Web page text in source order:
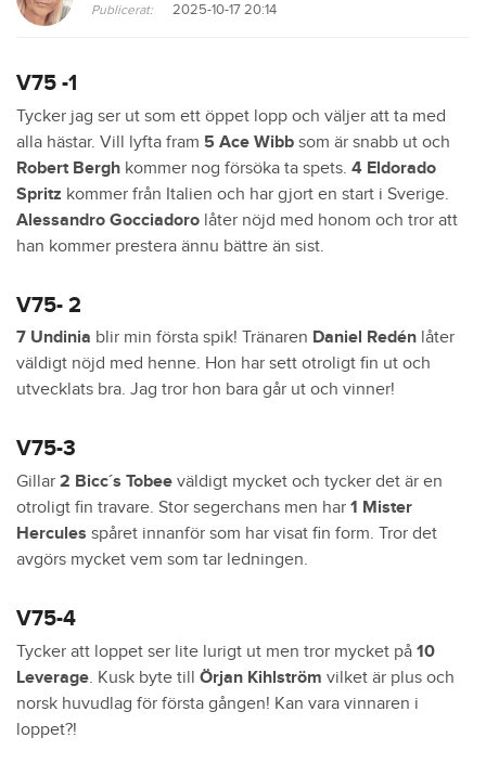
Publicerat: 2025-10-17 20:14
V75 -1
Tycker jag ser ut som ett öppet lopp och väljer att ta med
alla hästar. Vill lyfta fram 5 Ace Wibb som är snabb ut och
Robert Bergh kommer nog försöka ta spets. 4 Eldorado
Spritz kommer från Italien och har gjort en start i Sverige.
Alessandro Gocciadoro låter nöjd med honom och tror att
han kommer prestera ännu bättre än sist.
V75- 2
7 Undinia blir min första spik! Tränaren Daniel Redén låter
väldigt nöjd med henne. Hon har sett otroligt fin ut och
utvecklats bra. Jag tror hon bara går ut och vinner!
V75-3
Gillar 2 Bicc´s Tobee väldigt mycket och tycker det är en
otroligt fin travare. Stor segerchans men har 1 Mister
Hercules spåret innanför som har visat fin form. Tror det
avgörs mycket vem som tar ledningen.
V75-4
Tycker att loppet ser lite lurigt ut men tror mycket på 10
Leverage. Kusk byte till Örjan Kihlström vilket är plus och
norsk huvudlag för första gången! Kan vara vinnaren i
loppet?!